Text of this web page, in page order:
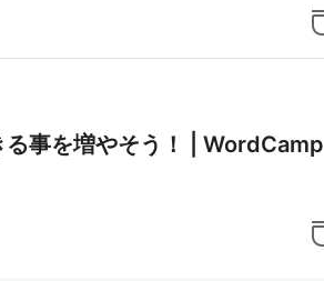
事を増やそう！ | WordCamp